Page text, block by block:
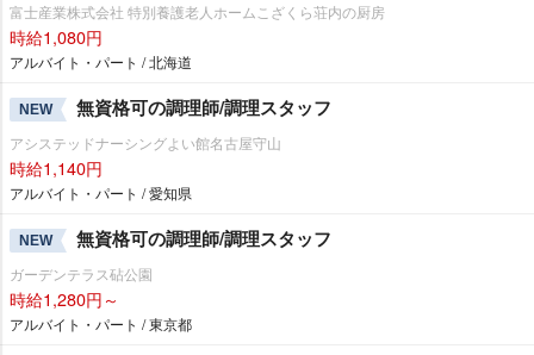
富士産業株式会社 特別養護老人ホームこざくら荘内の厨房
時給1,080円
アルバイト・パート / 北海道
NEW 無資格可の調理師/調理スタッフ
アシステッドナーシングよい館名古屋守山
時給1,140円
アルバイト・パート / 愛知県
NEW 無資格可の調理師/調理スタッフ
ガーデンテラス砧公園
時給1,280円～
アルバイト・パート / 東京都